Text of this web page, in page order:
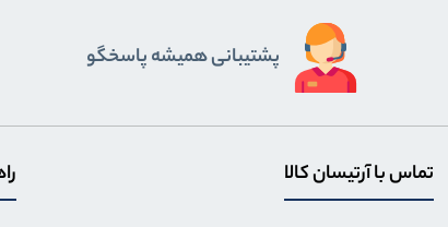
پشتیبانی همیشه پاسخگو
تماس با آرتیسان کالا